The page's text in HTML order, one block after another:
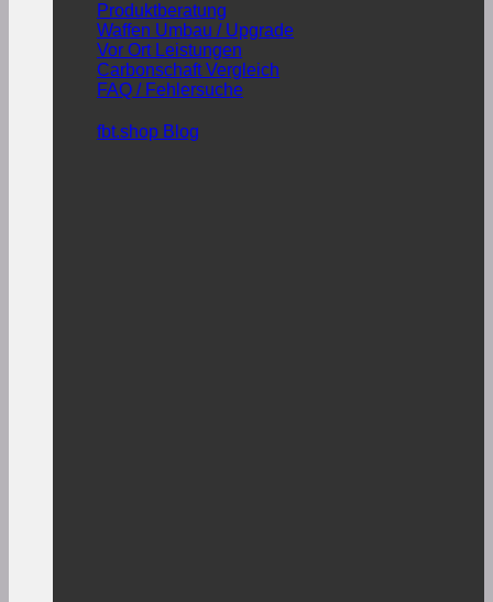
Produktberatung
Waffen Umbau / Upgrade
Vor Ort Leistungen
Carbonschaft Vergleich
FAQ / Fehlersuche
fbt.shop Blog